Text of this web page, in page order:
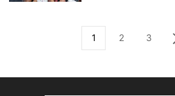
1 2 3